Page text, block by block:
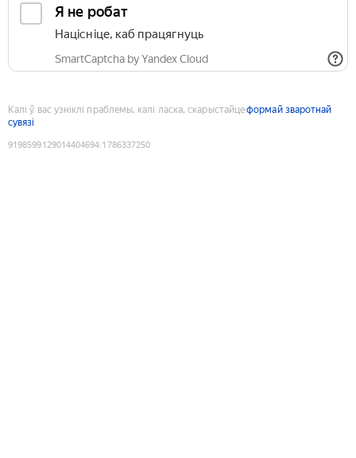
Я не робат
Націсніце, каб працягнуць
SmartCaptcha by Yandex Cloud
Калі ў вас узніклі праблемы, калі ласка, скарыстайцеформай зваротнай
сувязі
9198599129014404694:1786337250